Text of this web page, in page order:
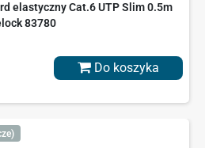
elastyczny Cat.6 UTP Slim 0.5m
83780
Do koszyka